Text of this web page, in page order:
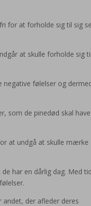
for at forholde sig til sig
at skulle forholde sig til
følelser og
som de pinedød skal
at undgå at skulle mærke
har en dårlig dag. Med
der afleder deres